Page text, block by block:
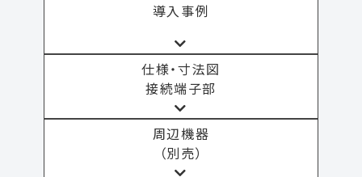
導入事例
仕様・寸法図
接続端子部
周辺機器
（別売）